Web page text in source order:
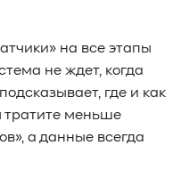
на все этапы
не ждет, когда
где и как
тратите меньше
а данные всегда